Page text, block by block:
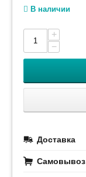
В наличии
+
−
Доставка
Самовывоз